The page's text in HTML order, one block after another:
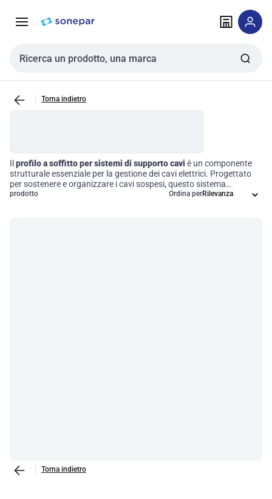
navigazione alla
Cerca input
Torna indietro
Il profilo a soffitto per sistemi di supporto cavi è un componente
strutturale essenziale per la gestione dei cavi elettrici. Progettato
per sostenere e organizzare i cavi sospesi, questo sistema
garantisce un'installazione sicura ed efficiente, facilitando al
prodotto Ordina per
Torna indietro